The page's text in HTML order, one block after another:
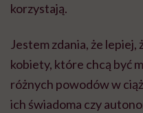
korzystają.
Jestem zdania, że
kobiety, które chcą być
różnych powodów w
ich świadoma czy